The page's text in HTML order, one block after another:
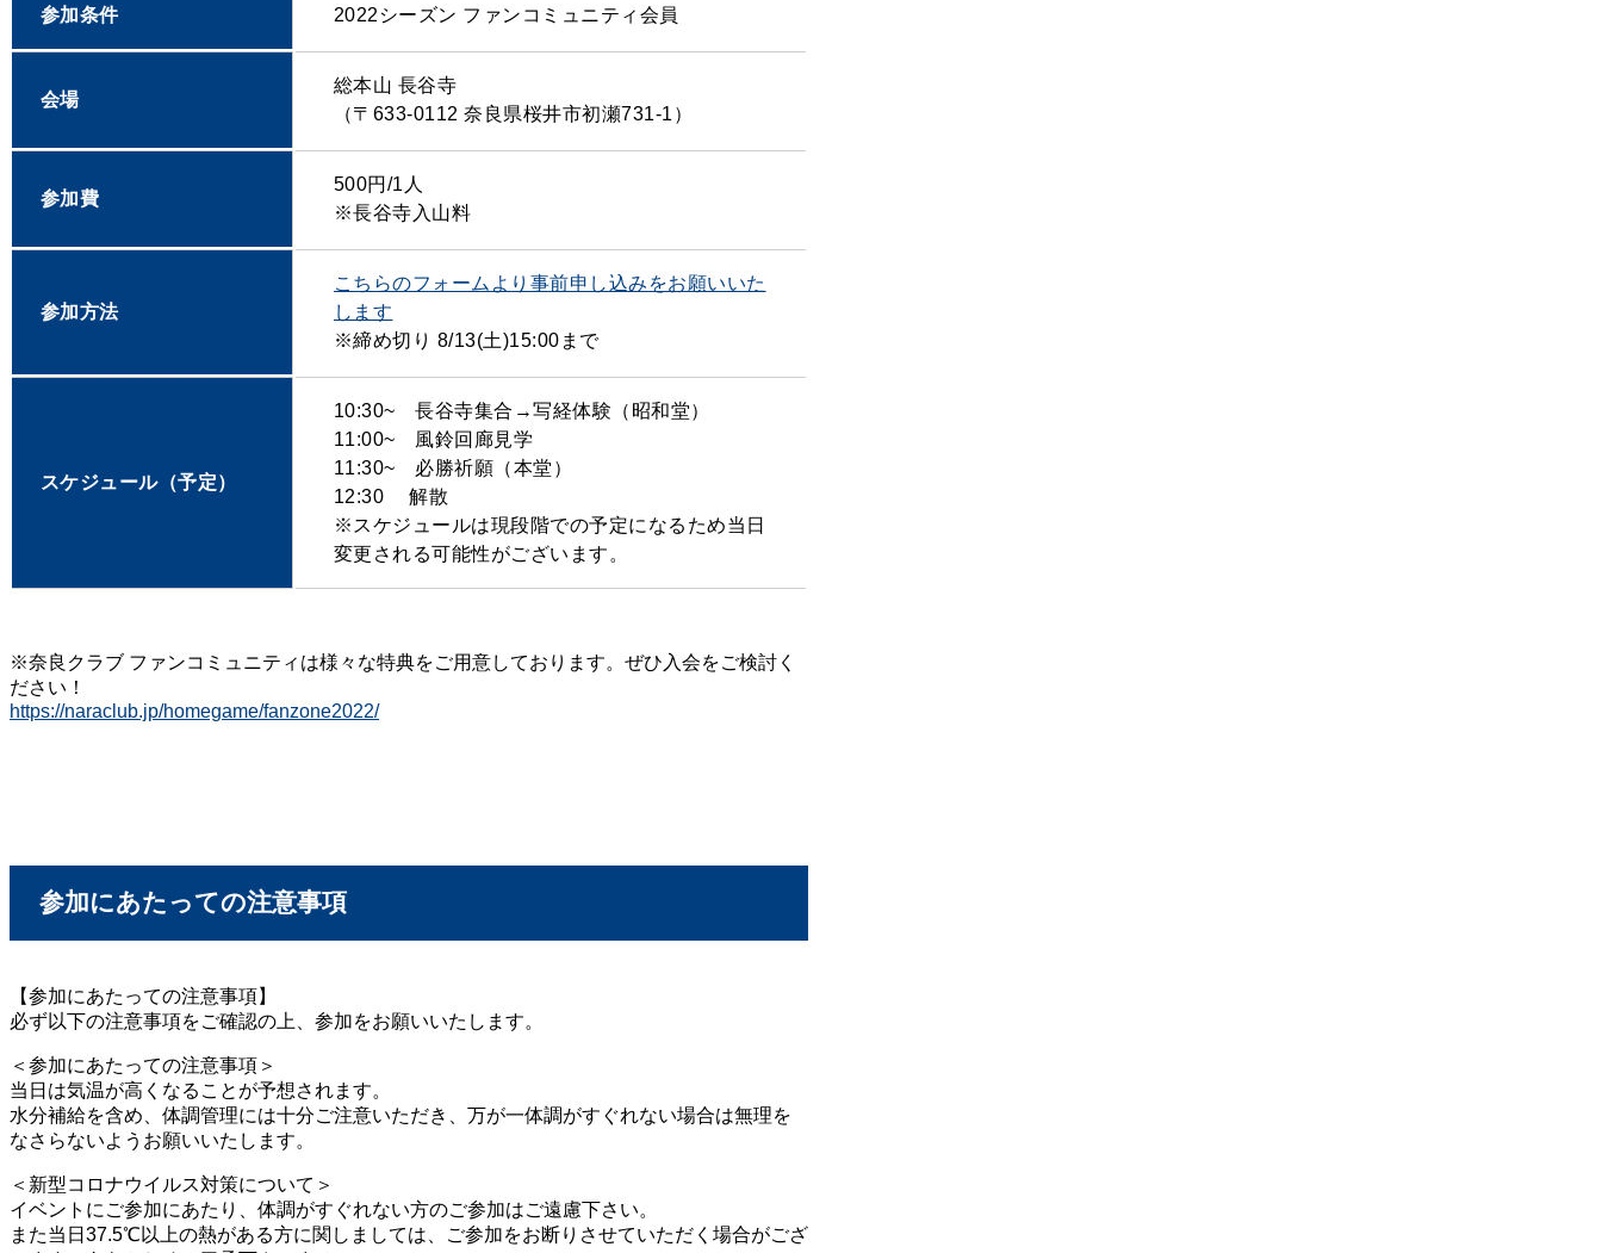
参加条件 2022シーズン ファンコミュニティ会員
会場
総本山 長谷寺
（〒633-0112 奈良県桜井市初瀬731-1）
参加費
500円/1人
※長谷寺入山料
参加方法
こちらのフォームより事前申し込みをお願いいた
します
※締め切り 8/13(土)15:00まで
スケジュール（予定）
10:30~ 長谷寺集合→写経体験（昭和堂）
11:00~ 風鈴回廊見学
11:30~ 必勝祈願（本堂）
12:30 解散
※スケジュールは現段階での予定になるため当日
変更される可能性がございます。
※奈良クラブ ファンコミュニティは様々な特典をご用意しております。ぜひ入会をご検討く
ださい！
https://naraclub.jp/homegame/fanzone2022/
参加にあたっての注意事項
【参加にあたっての注意事項】
必ず以下の注意事項をご確認の上、参加をお願いいたします。
＜参加にあたっての注意事項＞
当日は気温が高くなることが予想されます。
水分補給を含め、体調管理には十分ご注意いただき、万が一体調がすぐれない場合は無理を
なさらないようお願いいたします。
＜新型コロナウイルス対策について＞
イベントにご参加にあたり、体調がすぐれない方のご参加はご遠慮下さい。
また当日37.5℃以上の熱がある方に関しましては、ご参加をお断りさせていただく場合がござ